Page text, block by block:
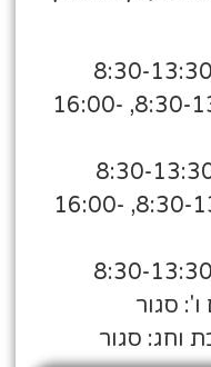
שעות פתיחה יום ב': 8:30-13:00, 16:00-
שעות פתיחה יום ד': 8:30-13:00, 16:00-
סגור
וחג: סגור